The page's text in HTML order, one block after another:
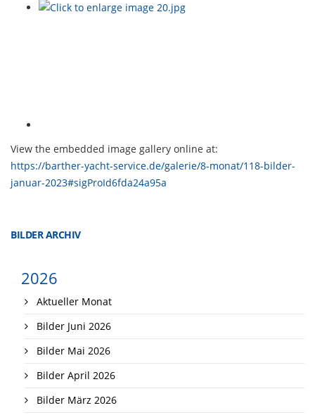
View the embedded image gallery online at:
https://barther-yacht-service.de/galerie/8-monat/118-bilder-
januar-2023#sigProId6fda24a95a
BILDER ARCHIV
2026
Aktueller Monat
Bilder Juni 2026
Bilder Mai 2026
Bilder April 2026
Bilder März 2026